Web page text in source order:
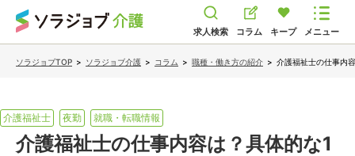
求人検索 コラム キープ メニュー
ソラジョブTOP > ソラジョブ介護 > コラム > 職種・働き方の紹介 > 介護福祉士の仕事内
介護福祉士 夜勤 就職・転職情報
介護福祉士の仕事内容は？具体的な1